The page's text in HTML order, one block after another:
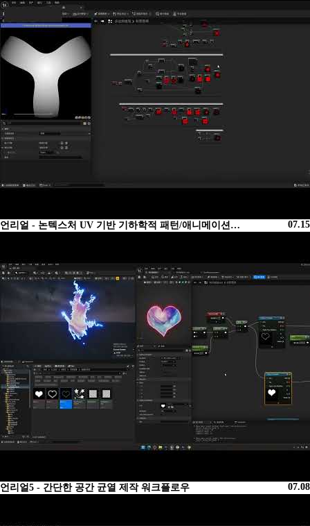
07.15
언리얼 - 논텍스처 UV 기반 기하학적 패턴/애니메이션…
07.08
언리얼5 - 간단한 공간 균열 제작 워크플로우